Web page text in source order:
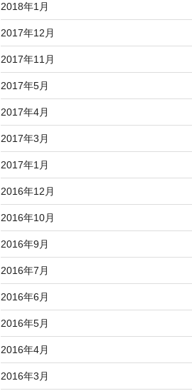
2018年1月
2017年12月
2017年11月
2017年5月
2017年4月
2017年3月
2017年1月
2016年12月
2016年10月
2016年9月
2016年7月
2016年6月
2016年5月
2016年4月
2016年3月